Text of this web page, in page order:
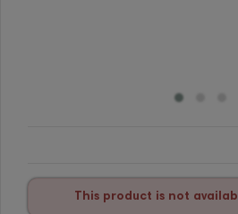
This product is not